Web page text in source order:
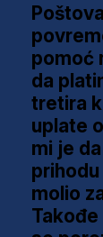
pomoć
da
tretira
uplate
mi je
molio